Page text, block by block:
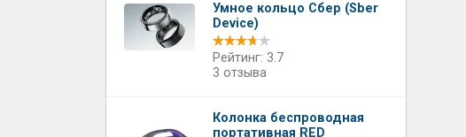
Умное кольцо Сбер (Sber
Device)
Рейтинг: 3.7
3 отзыва
Колонка беспроводная
портативная RED